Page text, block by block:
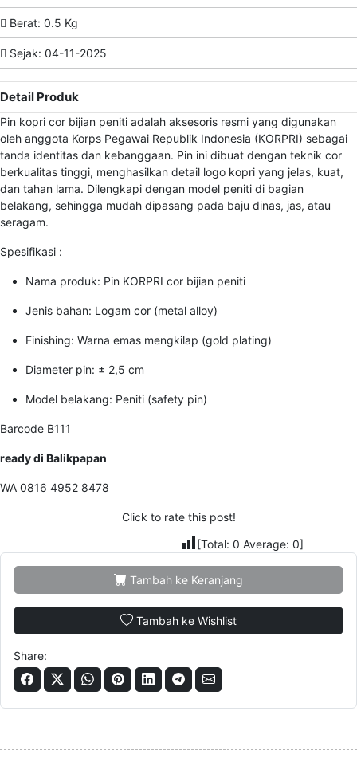
Berat: 0.5 Kg
Sejak: 04-11-2025
Detail Produk
Pin kopri cor bijian peniti adalah aksesoris resmi yang digunakan
oleh anggota Korps Pegawai Republik Indonesia (KORPRI) sebagai
tanda identitas dan kebanggaan. Pin ini dibuat dengan teknik cor
berkualitas tinggi, menghasilkan detail logo kopri yang jelas, kuat,
dan tahan lama. Dilengkapi dengan model peniti di bagian
belakang, sehingga mudah dipasang pada baju dinas, jas, atau
seragam.
Spesifikasi :
Nama produk: Pin KORPRI cor bijian peniti
Jenis bahan: Logam cor (metal alloy)
Finishing: Warna emas mengkilap (gold plating)
Diameter pin: ± 2,5 cm
Model belakang: Peniti (safety pin)
Barcode B111
ready di Balikpapan
WA 0816 4952 8478
Click to rate this post!
[Total: 0 Average: 0]
Tambah ke Keranjang
Tambah ke Wishlist
Share: